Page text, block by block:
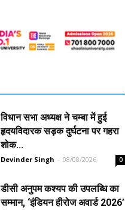
विधान सभा अध्यक्ष ने चम्बा में हुई
हृदयविदारक सड़क दुर्घटना पर गहरा
शोक...
Devinder Singh - 08/08/2026 0
डीसी अनुपम कश्यप की उपलब्धि का
सम्मान, ‘इंडियन हीरोज अवार्ड 2026’